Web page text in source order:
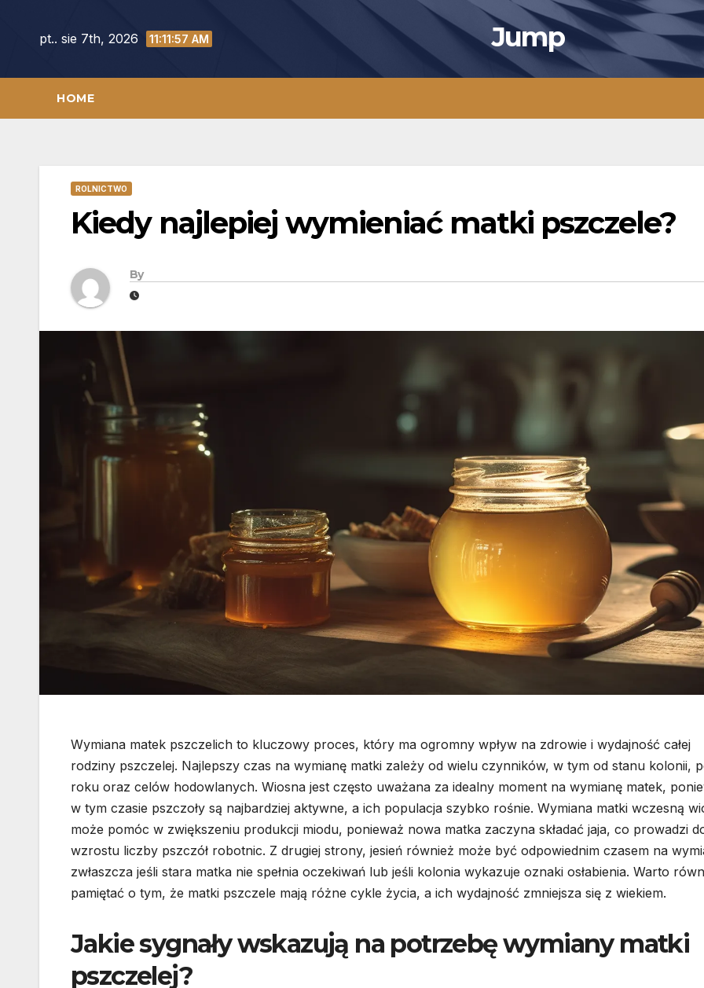
pt.. sie 7th, 2026 11:11:58 AM Jump
HOME
ROLNICTWO
Kiedy najlepiej wymieniać matki pszczele?
By
Wymiana matek pszczelich to kluczowy proces, który ma ogromny wpływ na zdrowie i wydajność całej
rodziny pszczelej. Najlepszy czas na wymianę matki zależy od wielu czynników, w tym od stanu kolonii,
roku oraz celów hodowlanych. Wiosna jest często uważana za idealny moment na wymianę matek,
w tym czasie pszczoły są najbardziej aktywne, a ich populacja szybko rośnie. Wymiana matki wczesną
może pomóc w zwiększeniu produkcji miodu, ponieważ nowa matka zaczyna składać jaja, co prowadzi
wzrostu liczby pszczół robotnic. Z drugiej strony, jesień również może być odpowiednim czasem na
zwłaszcza jeśli stara matka nie spełnia oczekiwań lub jeśli kolonia wykazuje oznaki osłabienia. Warto
pamiętać o tym, że matki pszczele mają różne cykle życia, a ich wydajność zmniejsza się z wiekiem.
Jakie sygnały wskazują na potrzebę wymiany matki
pszczelej?